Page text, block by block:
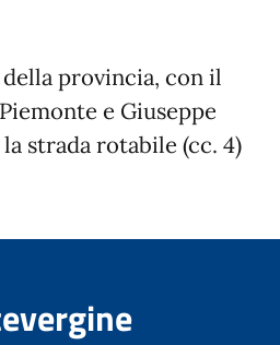
provincia, con il
e Giuseppe
strada rotabile (cc. 4)